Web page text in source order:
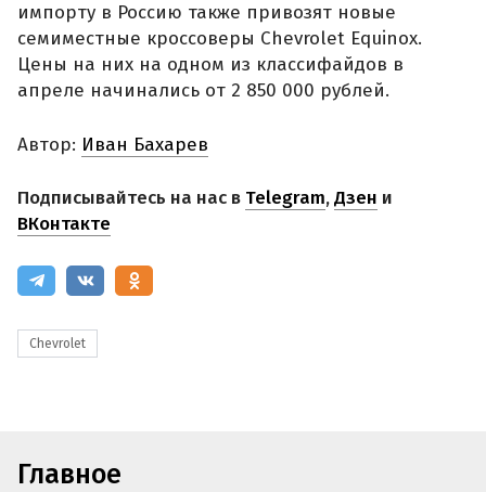
импорту в Россию также привозят новые
семиместные кроссоверы Chevrolet Equinox.
Цены на них на одном из классифайдов в
апреле начинались от 2 850 000 рублей.
Автор: Иван Бахарев
Подписывайтесь на нас в Telegram,Дзен и
ВКонтакте
Chevrolet
Главное